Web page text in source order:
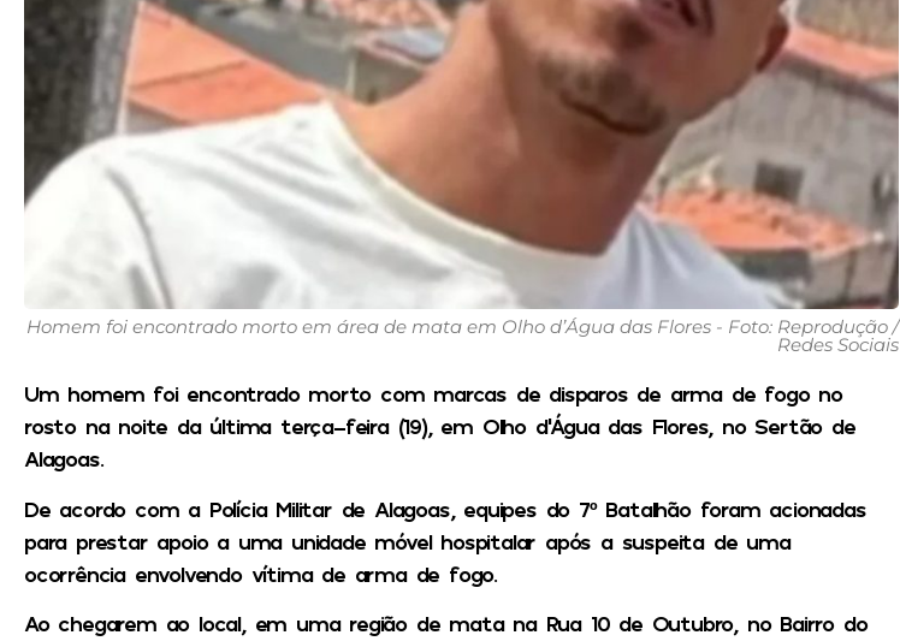
Homem foi encontrado morto em área de mata em Olho d’Água das Flores - Foto: Reprodução /
Redes Sociais
Um homem foi encontrado morto com marcas de disparos de arma de fogo no
rosto na noite da última terça-feira (19), em Olho d’Água das Flores, no Sertão de
Alagoas.
De acordo com a Polícia Militar de Alagoas, equipes do 7º Batalhão foram acionadas
para prestar apoio a uma unidade móvel hospitalar após a suspeita de uma
ocorrência envolvendo vítima de arma de fogo.
Ao chegarem ao local, em uma região de mata na Rua 10 de Outubro, no Bairro do